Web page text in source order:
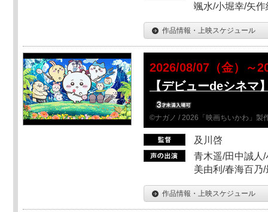
颯水/小堀幸/矢作
作品情報・上映スケジュール
2026/08/07（金）～
【デビューdeシネマ
©ナガノ / 2026「映画ちいかわ」製
及川啓
青木遥/田中誠人
美由利/春海百乃
作品情報・上映スケジュール